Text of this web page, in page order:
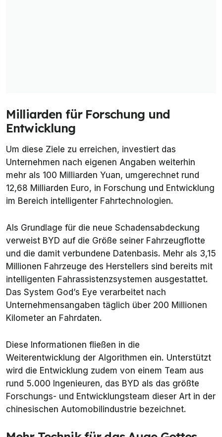
Milliarden für Forschung und
Entwicklung
Um diese Ziele zu erreichen, investiert das
Unternehmen nach eigenen Angaben weiterhin
mehr als 100 Milliarden Yuan, umgerechnet rund
12,68 Milliarden Euro, in Forschung und Entwicklung
im Bereich intelligenter Fahrtechnologien.
Als Grundlage für die neue Schadensabdeckung
verweist BYD auf die Größe seiner Fahrzeugflotte
und die damit verbundene Datenbasis. Mehr als 3,15
Millionen Fahrzeuge des Herstellers sind bereits mit
intelligenten Fahrassistenzsystemen ausgestattet.
Das System God’s Eye verarbeitet nach
Unternehmensangaben täglich über 200 Millionen
Kilometer an Fahrdaten.
Diese Informationen fließen in die
Weiterentwicklung der Algorithmen ein. Unterstützt
wird die Entwicklung zudem von einem Team aus
rund 5.000 Ingenieuren, das BYD als das größte
Forschungs- und Entwicklungsteam dieser Art in der
chinesischen Automobilindustrie bezeichnet.